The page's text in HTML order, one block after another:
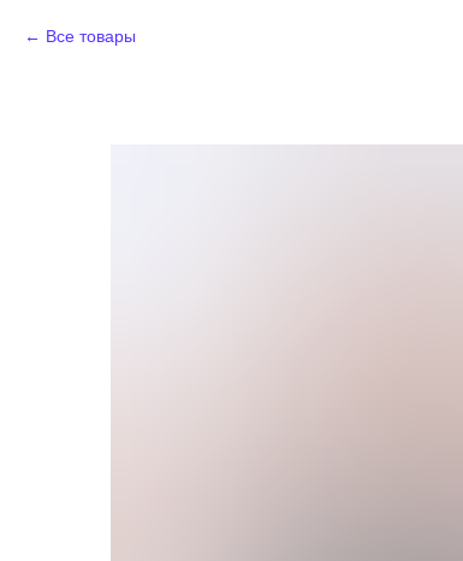
Все товары